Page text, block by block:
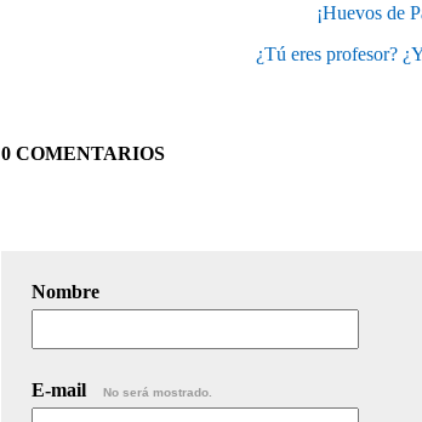
¡Huevos de
¿Tú eres profesor?
0 COMENTARIOS
Nombre
E-mail No será mostrado.